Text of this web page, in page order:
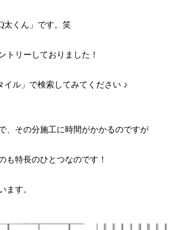
太くん」です。笑
トリーしておりました！
ル」で検索してみてください ♪
、その分施工に時間がかかるのですが
も特長のひとつなのです！
ます。